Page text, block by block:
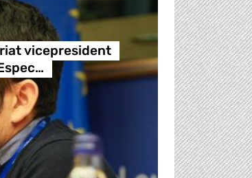
vicepresident